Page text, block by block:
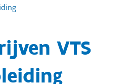
VTS